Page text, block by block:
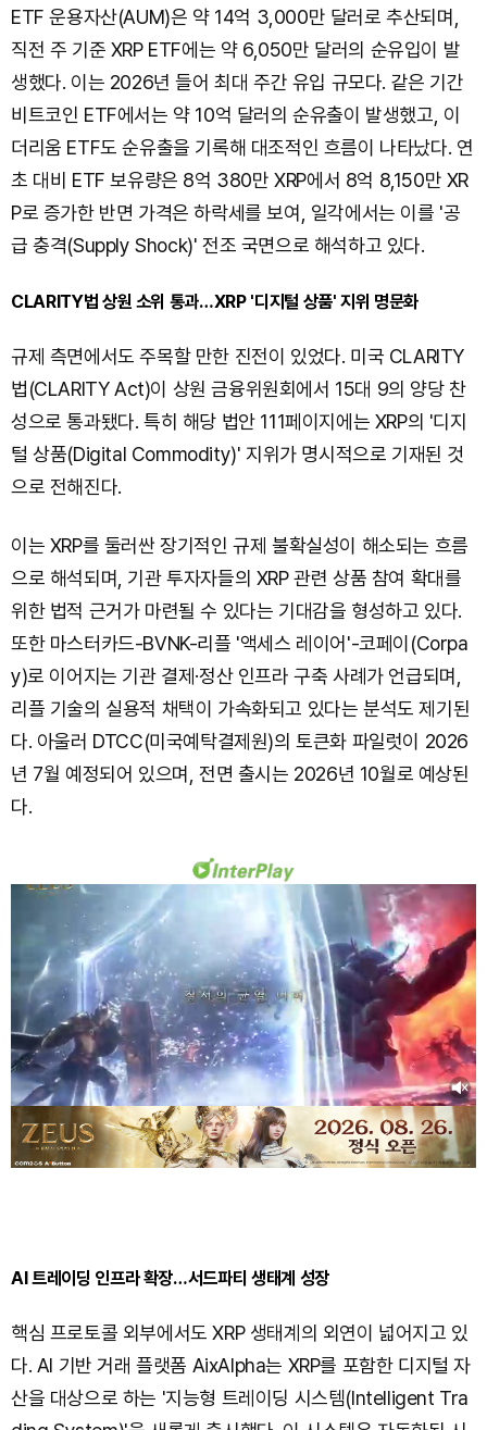
ETF 운용자산(AUM)은 약 14억 3,000만 달러로 추산되며,
직전 주 기준 XRP ETF에는 약 6,050만 달러의 순유입이 발
생했다. 이는 2026년 들어 최대 주간 유입 규모다. 같은 기간
비트코인 ETF에서는 약 10억 달러의 순유출이 발생했고, 이
더리움 ETF도 순유출을 기록해 대조적인 흐름이 나타났다. 연
초 대비 ETF 보유량은 8억 380만 XRP에서 8억 8,150만 XR
P로 증가한 반면 가격은 하락세를 보여, 일각에서는 이를 '공
급 충격(Supply Shock)' 전조 국면으로 해석하고 있다.
CLARITY법 상원 소위 통과…XRP '디지털 상품' 지위 명문화
규제 측면에서도 주목할 만한 진전이 있었다. 미국 CLARITY
법(CLARITY Act)이 상원 금융위원회에서 15대 9의 양당 찬
성으로 통과됐다. 특히 해당 법안 111페이지에는 XRP의 '디지
털 상품(Digital Commodity)' 지위가 명시적으로 기재된 것
으로 전해진다.
이는 XRP를 둘러싼 장기적인 규제 불확실성이 해소되는 흐름
으로 해석되며, 기관 투자자들의 XRP 관련 상품 참여 확대를
위한 법적 근거가 마련될 수 있다는 기대감을 형성하고 있다.
또한 마스터카드-BVNK-리플 '액세스 레이어'-코페이(Corpa
y)로 이어지는 기관 결제·정산 인프라 구축 사례가 언급되며,
리플 기술의 실용적 채택이 가속화되고 있다는 분석도 제기된
다. 아울러 DTCC(미국예탁결제원)의 토큰화 파일럿이 2026
년 7월 예정되어 있으며, 전면 출시는 2026년 10월로 예상된
다.
AI 트레이딩 인프라 확장…서드파티 생태계 성장
핵심 프로토콜 외부에서도 XRP 생태계의 외연이 넓어지고 있
다. AI 기반 거래 플랫폼 AixAlpha는 XRP를 포함한 디지털 자
산을 대상으로 하는 '지능형 트레이딩 시스템(Intelligent Tra